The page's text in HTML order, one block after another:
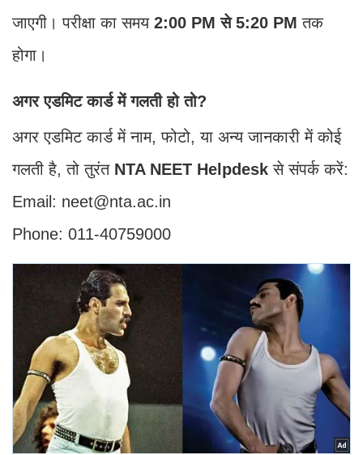
जाएगी। परीक्षा का समय 2:00 PM से 5:20 PM तक
होगा।
अगर एडमिट कार्ड में गलती हो तो?
अगर एडमिट कार्ड में नाम, फोटो, या अन्य जानकारी में कोई
गलती है, तो तुरंत NTA NEET Helpdesk से संपर्क करें:
Email: neet@nta.ac.in
Phone: 011-40759000